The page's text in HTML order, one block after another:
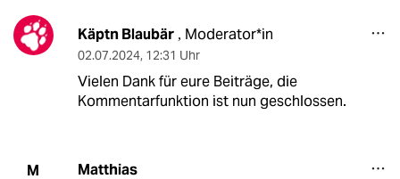
Käptn Blaubär, Moderator*in
02.07.2024, 12:31 Uhr
Vielen Dank für eure Beiträge, die
Kommentarfunktion ist nun geschlossen.
M Matthias